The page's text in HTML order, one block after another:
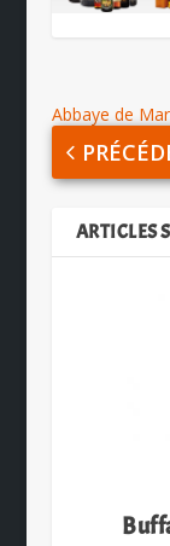
Abbaye de
ARTICLES